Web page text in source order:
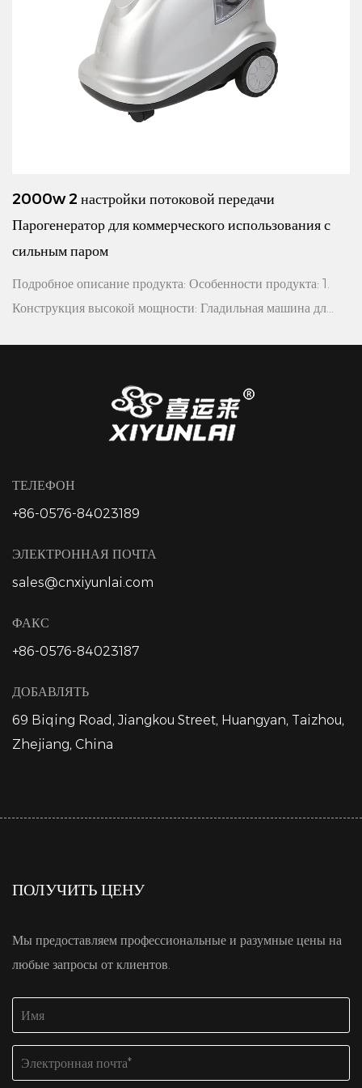
2000w 2 настройки потоковой передачи
Парогенератор для коммерческого использования с
сильным паром
Подробное описание продукта: Особенности продукта: 1.
Конструкция высокой мощности: Гладильная машина дл...
ТЕЛЕФОН
+86-0576-84023189
ЭЛЕКТРОННАЯ ПОЧТА
sales@cnxiyunlai.com
ФАКС
+86-0576-84023187
ДОБАВЛЯТЬ
69 Biqing Road, Jiangkou Street, Huangyan, Taizhou,
Zhejiang, China
ПОЛУЧИТЬ ЦЕНУ
Мы предоставляем профессиональные и разумные цены на
любые запросы от клиентов.